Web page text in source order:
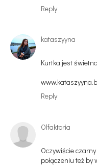
Reply
kataszyyna
Kurtka jest
Reply
Olfaktoria
Oczywiście
połączeniu też by